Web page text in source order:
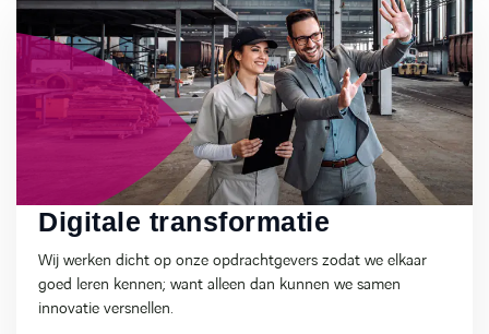
Marktsegment
Digitale transformatie
Wij werken dicht op onze opdrachtgevers zodat we elkaar
goed leren kennen; want alleen dan kunnen we samen
innovatie versnellen.